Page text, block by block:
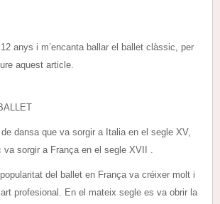
anys i m’encanta ballar el ballet clàssic, per
aquest article.
dansa que va sorgir a Italia en el segle XV,
va sorgir a França en el segle XVII .
del ballet en França va créixer molt i
profesional. En el mateix segle es va obrir la